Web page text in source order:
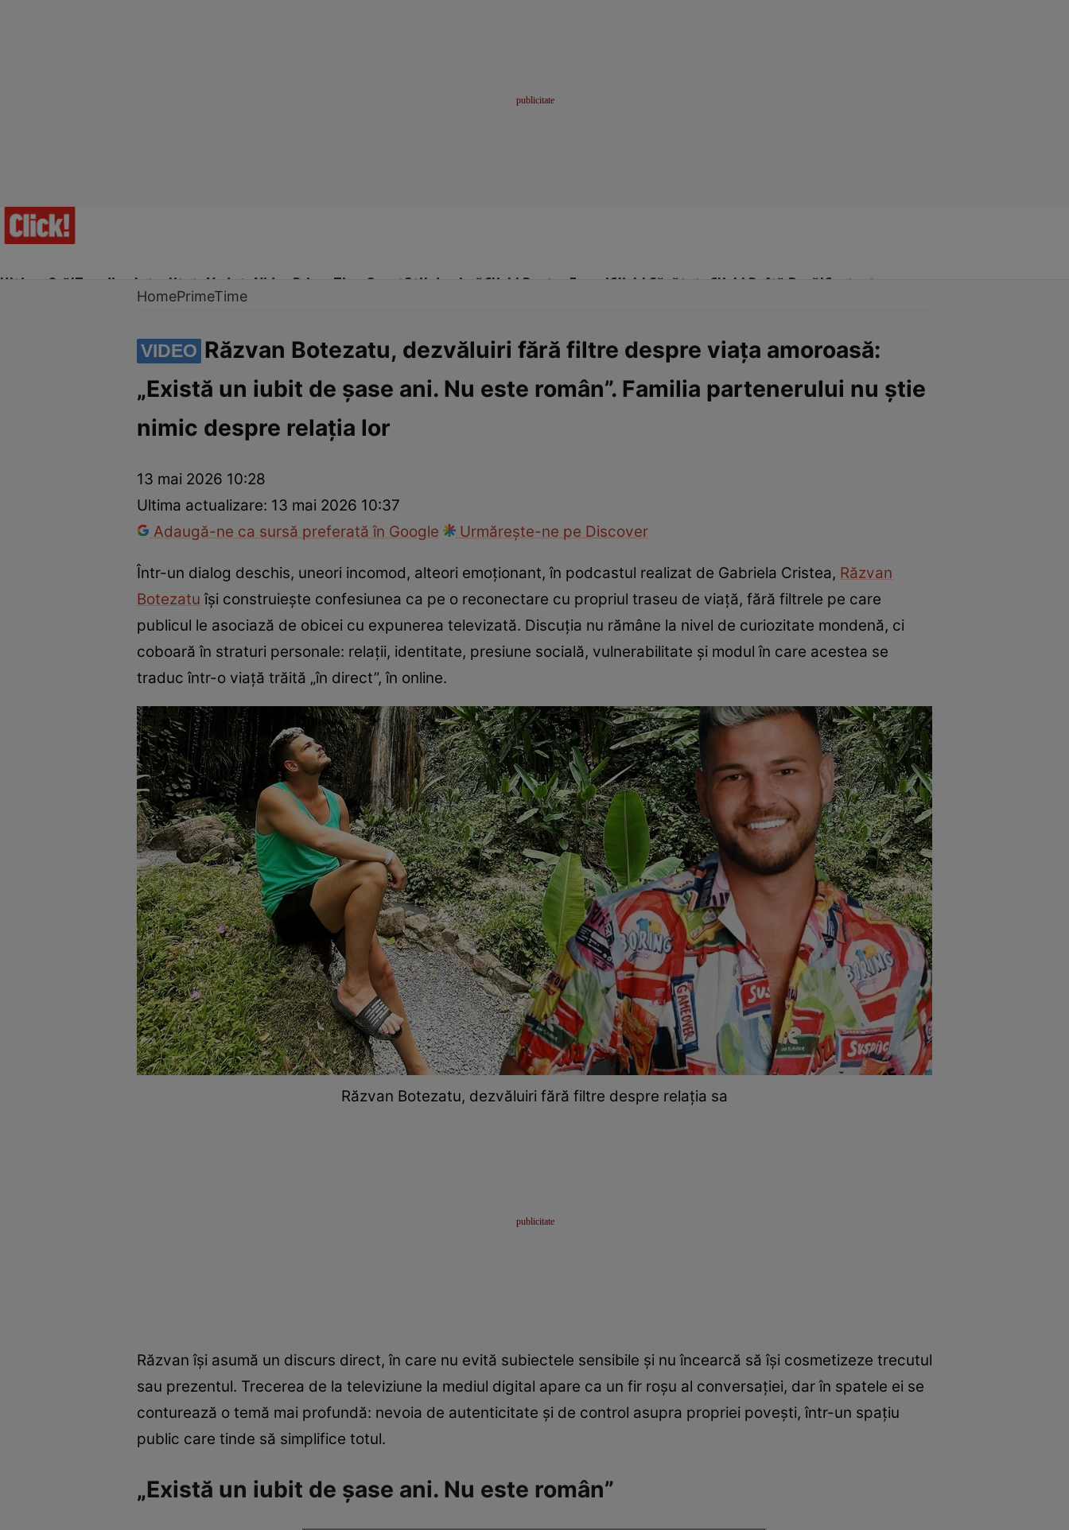
Ultima Oră!Trending Actualitate Vedete Video Prime Time SportStil de viațăClick! Pentru FemeiClick! Sănătate Click! Poftă Bună!Contact
Românii au talentSurvivor RomâniaChefi la cuțiteEurovison
HomePrimeTime
VIDEO Răzvan Botezatu, dezvăluiri fără filtre despre viața amoroasă:
„Există un iubit de șase ani. Nu este român”. Familia partenerului nu știe
nimic despre relația lor
13 mai 2026 10:28
Ultima actualizare: 13 mai 2026 10:37
Adaugă-ne ca sursă preferată în Google
Urmărește-ne pe Discover
Într-un dialog deschis, uneori incomod, alteori emoționant, în podcastul realizat de Gabriela Cristea, Răzvan
Botezatu își construiește confesiunea ca pe o reconectare cu propriul traseu de viață, fără filtrele pe care
publicul le asociază de obicei cu expunerea televizată. Discuția nu rămâne la nivel de curiozitate mondenă, ci
coboară în straturi personale: relații, identitate, presiune socială, vulnerabilitate și modul în care acestea se
traduc într-o viață trăită „în direct”, în online.
Răzvan Botezatu, dezvăluiri fără filtre despre relația sa
Răzvan își asumă un discurs direct, în care nu evită subiectele sensibile și nu încearcă să își cosmetizeze trecutul
sau prezentul. Trecerea de la televiziune la mediul digital apare ca un fir roșu al conversației, dar în spatele ei se
conturează o temă mai profundă: nevoia de autenticitate și de control asupra propriei povești, într-un spațiu
public care tinde să simplifice totul.
„Există un iubit de șase ani. Nu este român”